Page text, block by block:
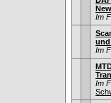
Im
und
Im
Im